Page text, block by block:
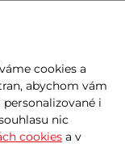
cookies a
abychom vám
i
nic
cookies a v